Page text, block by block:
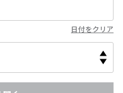
日付をクリア